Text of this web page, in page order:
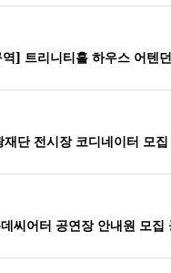
] 트리니티홀 하우스 어텐
단 전시장 코디네이터 모집
씨어터 공연장 안내원 모